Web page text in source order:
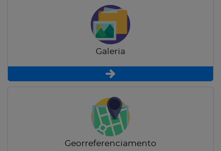
Galeria
Georreferenciamento